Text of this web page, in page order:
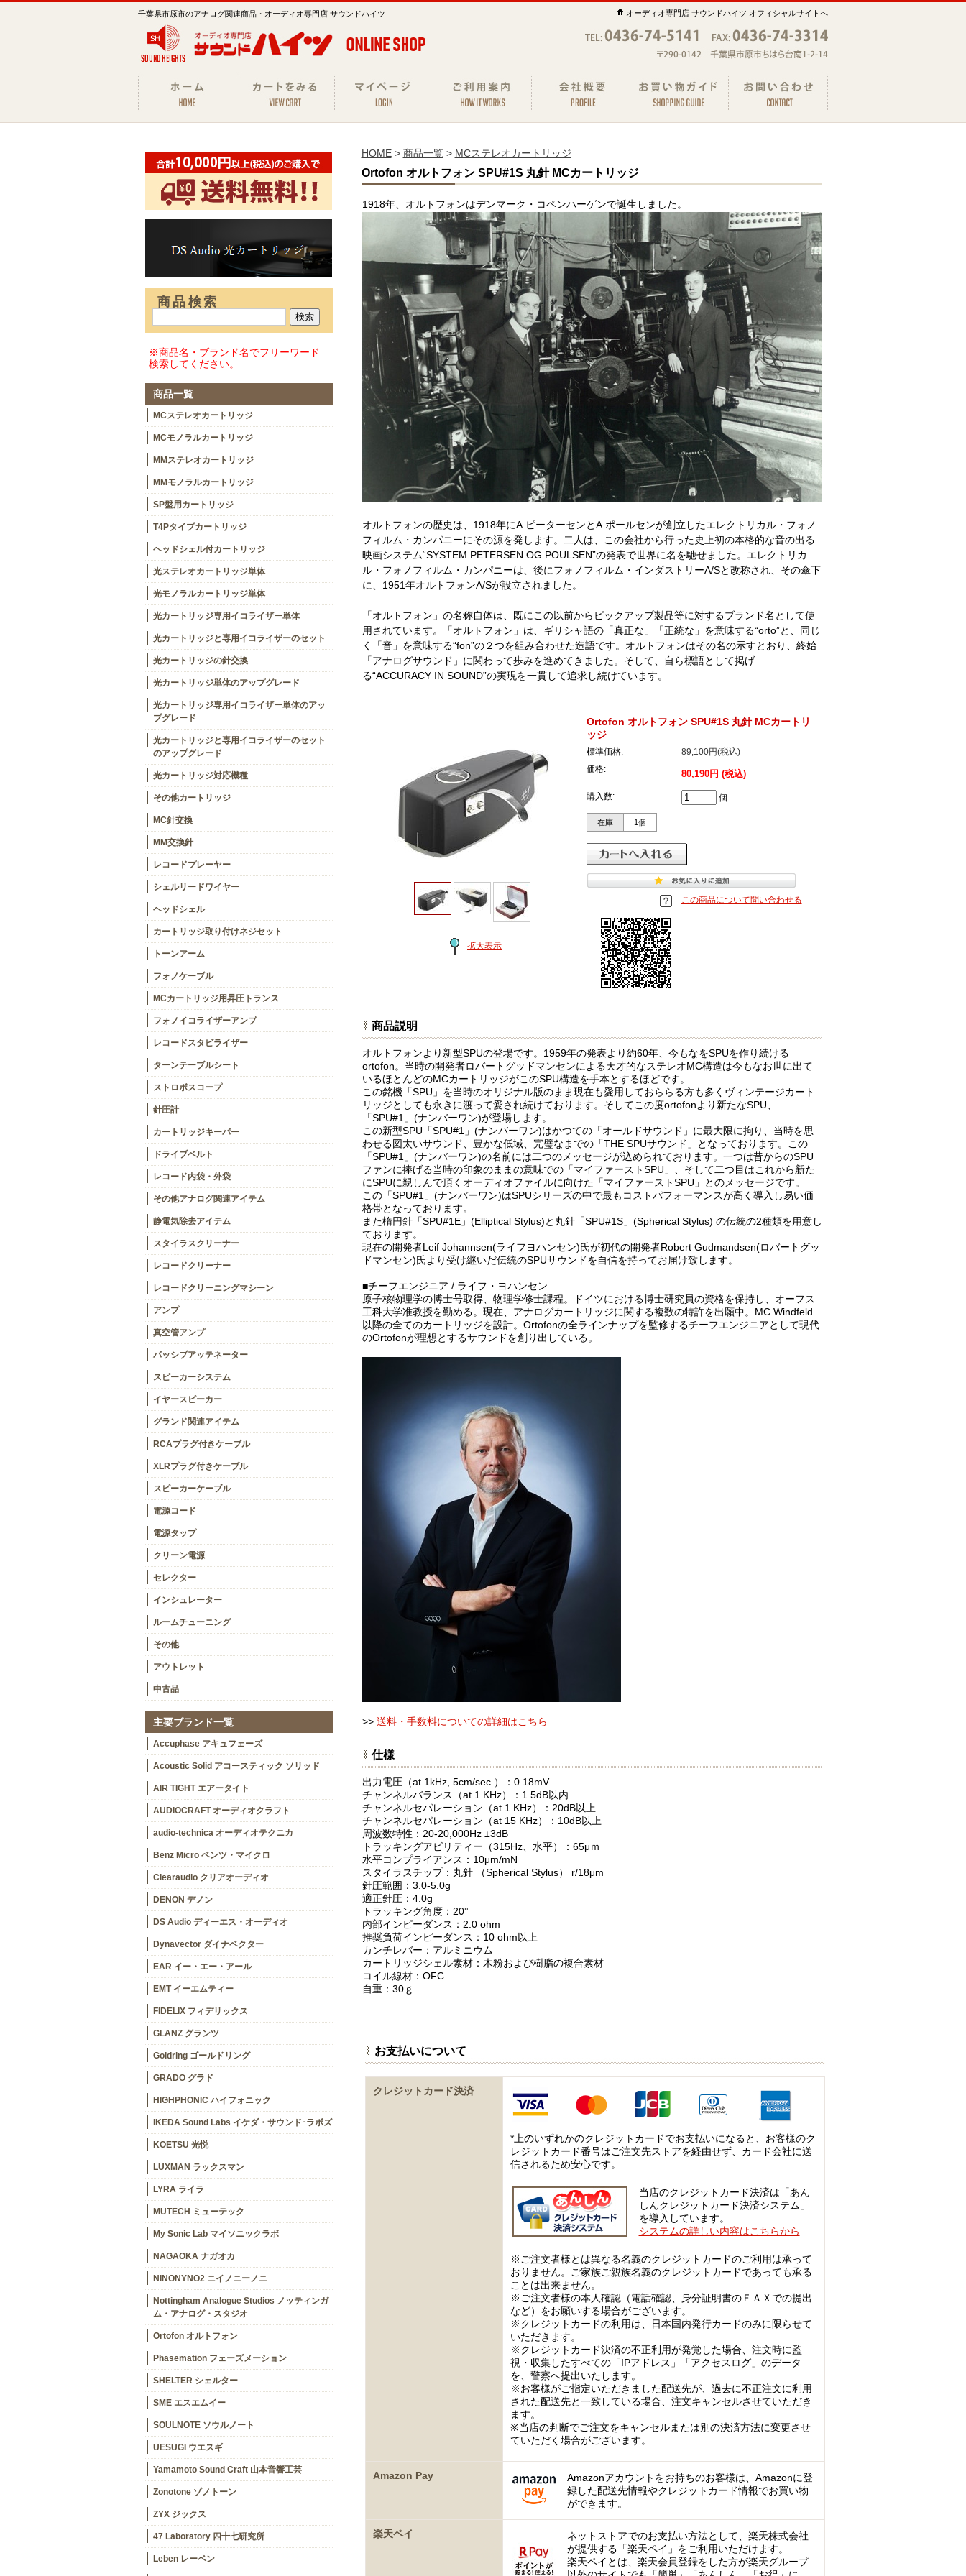
千葉県市原市のアナログ関連商品・オーディオ専門店 サウンドハイツ オーディオ専門店 サウンドハイツ オフィシャルサイトへ
商品検索
※商品名・ブランド名でフリーワード
検索してください。
商品一覧
MCステレオカートリッジ
MCモノラルカートリッジ
MMステレオカートリッジ
MMモノラルカートリッジ
SP盤用カートリッジ
T4Pタイプカートリッジ
ヘッドシェル付カートリッジ
光ステレオカートリッジ単体
光モノラルカートリッジ単体
光カートリッジ専用イコライザー単体
光カートリッジと専用イコライザーのセット
光カートリッジの針交換
光カートリッジ単体のアップグレード
光カートリッジ専用イコライザー単体のアッ
プグレード
光カートリッジと専用イコライザーのセット
のアップグレード
光カートリッジ対応機種
その他カートリッジ
MC針交換
MM交換針
レコードプレーヤー
シェルリードワイヤー
ヘッドシェル
カートリッジ取り付けネジセット
トーンアーム
フォノケーブル
MCカートリッジ用昇圧トランス
フォノイコライザーアンプ
レコードスタビライザー
ターンテーブルシート
ストロボスコープ
針圧計
カートリッジキーパー
ドライブベルト
レコード内袋・外袋
その他アナログ関連アイテム
静電気除去アイテム
スタイラスクリーナー
レコードクリーナー
レコードクリーニングマシーン
アンプ
真空管アンプ
パッシブアッテネーター
スピーカーシステム
イヤースピーカー
グランド関連アイテム
RCAプラグ付きケーブル
XLRプラグ付きケーブル
スピーカーケーブル
電源コード
電源タップ
クリーン電源
セレクター
インシュレーター
ルームチューニング
その他
アウトレット
中古品
主要ブランド一覧
Accuphase アキュフェーズ
Acoustic Solid アコースティック ソリッド
AIR TIGHT エアータイト
AUDIOCRAFT オーディオクラフト
audio-technica オーディオテクニカ
Benz Micro ベンツ・マイクロ
Clearaudio クリアオーディオ
DENON デノン
DS Audio ディーエス・オーディオ
Dynavector ダイナベクター
EAR イー・エー・アール
EMT イーエムティー
FIDELIX フィデリックス
GLANZ グランツ
Goldring ゴールドリング
GRADO グラド
HIGHPHONIC ハイフォニック
IKEDA Sound Labs イケダ・サウンド･ラボズ
KOETSU 光悦
LUXMAN ラックスマン
LYRA ライラ
MUTECH ミューテック
My Sonic Lab マイソニックラボ
NAGAOKA ナガオカ
NINONYNO2 ニイノニーノニ
Nottingham Analogue Studios ノッティンガ
ム・アナログ・スタジオ
Ortofon オルトフォン
Phasemation フェーズメーション
SHELTER シェルター
SME エスエムイー
SOULNOTE ソウルノート
UESUGI ウエスギ
Yamamoto Sound Craft 山本音響工芸
Zonotone ゾノトーン
ZYX ジックス
47 Laboratory 四十七研究所
Leben レーベン
HOME> 商品一覧> MCステレオカートリッジ
Ortofon オルトフォン SPU#1S 丸針 MCカートリッジ
1918年、オルトフォンはデンマーク・コペンハーゲンで誕生しました。
オルトフォンの歴史は、1918年にA.ピーターセンとA.ポールセンが創立したエレクトリカル・フォノ
フィルム・カンパニーにその源を発します。二人は、この会社から行った史上初の本格的な音の出る
映画システム“SYSTEM PETERSEN OG POULSEN”の発表で世界に名を馳せました。エレクトリカ
ル・フォノフィルム・カンパニーは、後にフォノフィルム・インダストリーA/Sと改称され、その傘下
に、1951年オルトフォンA/Sが設立されました。
「オルトフォン」の名称自体は、既にこの以前からピックアップ製品等に対するブランド名として使
用されています。「オルトフォン」は、ギリシャ語の「真正な」「正統な」を意味する“orto”と、同じ
く「音」を意味する“fon”の２つを組み合わせた造語です。オルトフォンはその名の示すとおり、終始
「アナログサウンド」に関わって歩みを進めてきました。そして、自ら標語として掲げ
る“ACCURACY IN SOUND”の実現を一貫して追求し続けています。
拡大表示
Ortofon オルトフォン SPU#1S 丸針 MCカートリ
ッジ
標準価格:
89,100円(税込)
価格:
80,190円 (税込)
購入数: 個
在庫 1個
この商品について問い合わせる
商品説明
オルトフォンより新型SPUの登場です。1959年の発表より約60年、今もなをSPUを作り続ける
ortofon。当時の開発者ロバートグッドマンセンによる天才的なステレオMC構造は今もなお世に出て
いるほとんどのMCカートリッジがこのSPU構造を手本とするほどです。
この銘機「SPU」を当時のオリジナル版のまま現在も愛用しておららる方も多くヴィンテージカート
リッジとしても永きに渡って愛され続けております。そしてこの度ortofonより新たなSPU、
「SPU#1」(ナンバーワン)が登場します。
この新型SPU「SPU#1」(ナンバーワン)はかつての「オールドサウンド」に最大限に拘り、当時を思
わせる図太いサウンド、豊かな低域、完璧なまでの「THE SPUサウンド」となっております。この
「SPU#1」(ナンバーワン)の名前には二つのメッセージが込められております。一つは昔からのSPU
ファンに捧げる当時の印象のままの意味での「マイファーストSPU」、そして二つ目はこれから新た
にSPUに親しんで頂くオーディオファイルに向けた「マイファーストSPU」とのメッセージです。
この「SPU#1」(ナンバーワン)はSPUシリーズの中で最もコストパフォーマンスが高く導入し易い価
格帯となっております。
また楕円針「SPU#1E」(Elliptical Stylus)と丸針「SPU#1S」(Spherical Stylus) の伝統の2種類を用意し
ております。
現在の開発者Leif Johannsen(ライフヨハンセン)氏が初代の開発者Robert Gudmandsen(ロバートグッ
ドマンセン)氏より受け継いだ伝統のSPUサウンドを自信を持ってお届け致します。
■チーフエンジニア / ライフ・ヨハンセン
原子核物理学の博士号取得、物理学修士課程。ドイツにおける博士研究員の資格を保持し、オーフス
工科大学准教授を勤める。現在、アナログカートリッジに関する複数の特許を出願中。MC Windfeld
以降の全てのカートリッジを設計。Ortofonの全ラインナップを監修するチーフエンジニアとして現代
のOrtofonが理想とするサウンドを創り出している。
>> 送料・手数料についての詳細はこちら
仕様
出力電圧（at 1kHz, 5cm/sec.）：0.18mV
チャンネルバランス（at 1 KHz）：1.5dB以内
チャンネルセパレーション（at 1 KHz）：20dB以上
チャンネルセパレーション（at 15 KHz）：10dB以上
周波数特性：20-20,000Hz ±3dB
トラッキングアビリティー（315Hz、水平）：65μｍ
水平コンプライアンス：10μm/mN
スタイラスチップ：丸針 （Spherical Stylus） r/18μm
針圧範囲：3.0-5.0g
適正針圧：4.0g
トラッキング角度：20°
内部インピーダンス：2.0 ohm
推奨負荷インピーダンス：10 ohm以上
カンチレバー：アルミニウム
カートリッジシェル素材：木粉および樹脂の複合素材
コイル線材：OFC
自重：30ｇ
お支払いについて
クレジットカード決済
*上のいずれかのクレジットカードでお支払いになると、お客様のク
レジットカード番号はご注文先ストアを経由せず、カード会社に送
信されるため安心です。
当店のクレジットカード決済は「あん
しんクレジットカード決済システム」
を導入しています。
システムの詳しい内容はこちらから
※ご注文者様とは異なる名義のクレジットカードのご利用は承って
おりません。ご家族ご親族名義のクレジットカードであっても承る
ことは出来ません。
※ご注文者様の本人確認（電話確認、身分証明書のＦＡＸでの提出
など）をお願いする場合がございます。
※クレジットカードの利用は、日本国内発行カードのみに限らせて
いただきます。
※クレジットカード決済の不正利用が発覚した場合、注文時に監
視・収集したすべての「IPアドレス」「アクセスログ」のデータ
を、警察へ提出いたします。
※お客様がご指定いただきました配送先が、過去に不正注文に利用
された配送先と一致している場合、注文キャンセルさせていただき
ます。
※当店の判断でご注文をキャンセルまたは別の決済方法に変更させ
ていただく場合がございます。
Amazon Pay
Amazonアカウントをお持ちのお客様は、Amazonに登
録した配送先情報やクレジットカード情報でお買い物
ができます。
楽天ペイ
ネットストアでのお支払い方法として、楽天株式会社
が提供する「楽天ペイ」をご利用いただけます。
楽天ペイとは、楽天会員登録をした方が楽天グループ